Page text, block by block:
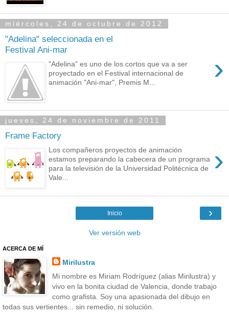
miércoles, 24 de octubre de 2012
"Adelina" seleccionada en el
Festival Ani-mar
›
"Adelina" es uno de los cortos que va a ser
proyectado en el Festival internacional de
animación "Ani-mar", Premis M...
jueves, 24 de noviembre de 2011
Frame Factory
›
Los compañeros proyectos de animación
estamos preparando la cabecera de un programa
para la televisión de la Universidad Politécnica de
Vale...
›
Inicio
Ver versión web
ACERCA DE MÍ
Mirilustra
Mi nombre es Miriam Rodríguez (alias Mirilustra) y
vivo en la bonita ciudad de Valencia, donde trabajo
como grafista. Soy una apasionada del dibujo en
todas sus vertientes... sin remedio, ni solución.